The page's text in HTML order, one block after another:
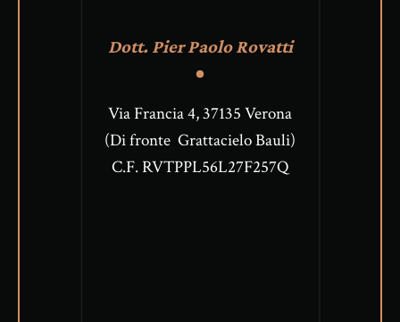
Dott. Pier Paolo Rovatti
Via Francia 4, 37135 Verona
(Di fronte Grattacielo Bauli)
C.F. RVTPPL56L27F257Q